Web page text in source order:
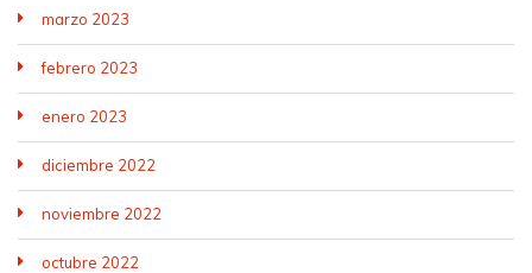
marzo 2023
febrero 2023
enero 2023
diciembre 2022
noviembre 2022
octubre 2022